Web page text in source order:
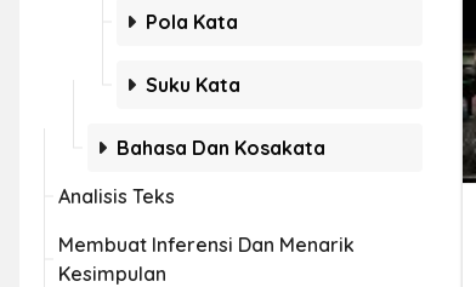
Pola Kata
Suku Kata
Bahasa Dan Kosakata
Analisis Teks
Membuat Inferensi Dan Menarik
Kesimpulan